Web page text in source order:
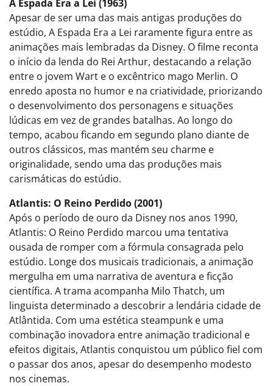
A Espada Era a Lei (1963)
Apesar de ser uma das mais antigas produções do
estúdio, A Espada Era a Lei raramente figura entre as
animações mais lembradas da Disney. O filme reconta
o início da lenda do Rei Arthur, destacando a relação
entre o jovem Wart e o excêntrico mago Merlin. O
enredo aposta no humor e na criatividade, priorizando
o desenvolvimento dos personagens e situações
lúdicas em vez de grandes batalhas. Ao longo do
tempo, acabou ficando em segundo plano diante de
outros clássicos, mas mantém seu charme e
originalidade, sendo uma das produções mais
carismáticas do estúdio.
Atlantis: O Reino Perdido (2001)
Após o período de ouro da Disney nos anos 1990,
Atlantis: O Reino Perdido marcou uma tentativa
ousada de romper com a fórmula consagrada pelo
estúdio. Longe dos musicais tradicionais, a animação
mergulha em uma narrativa de aventura e ficção
científica. A trama acompanha Milo Thatch, um
linguista determinado a descobrir a lendária cidade de
Atlântida. Com uma estética steampunk e uma
combinação inovadora entre animação tradicional e
efeitos digitais, Atlantis conquistou um público fiel com
o passar dos anos, apesar do desempenho modesto
nos cinemas.